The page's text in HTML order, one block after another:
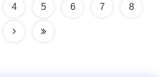
4 5 6 7 8